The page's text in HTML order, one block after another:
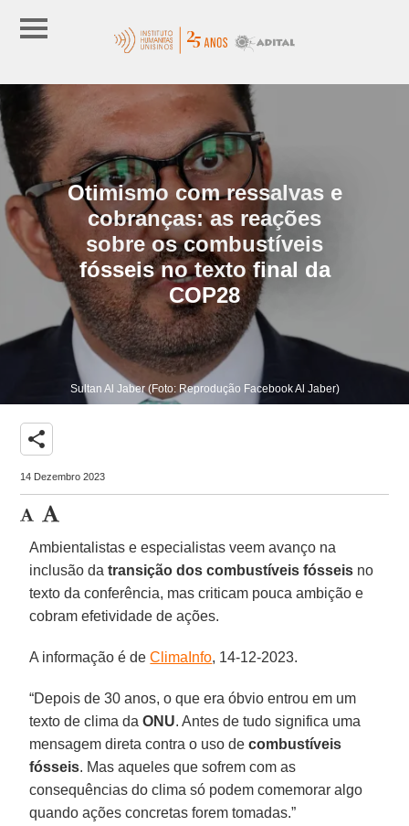
Otimismo com ressalvas e
cobranças: as reações
sobre os combustíveis
fósseis no texto final da
COP28
Sultan Al Jaber (Foto: Reprodução Facebook Al Jaber)
share
14 Dezembro 2023
Ambientalistas e especialistas veem avanço na
inclusão datransição dos combustíveis fósseis no
texto da conferência, mas criticam pouca ambição e
cobram efetividade de ações.
A informação é deClimaInfo, 14-12-2023.
“Depois de 30 anos, o que era óbvio entrou em um
texto de clima daONU. Antes de tudo significa uma
mensagem direta contra o uso decombustíveis
fósseis. Mas aqueles que sofrem com as
consequências do clima só podem comemorar algo
quando ações concretas forem tomadas.”